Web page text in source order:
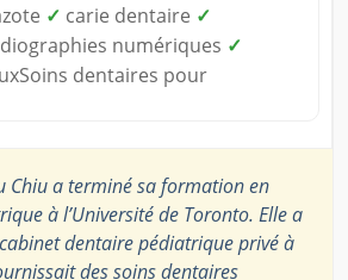
✓ carie dentaire ✓
numériques ✓
dentaires pour
Chiu a terminé sa formation en
à l’Université de Toronto. Elle a
dentaire pédiatrique privé à
des soins dentaires